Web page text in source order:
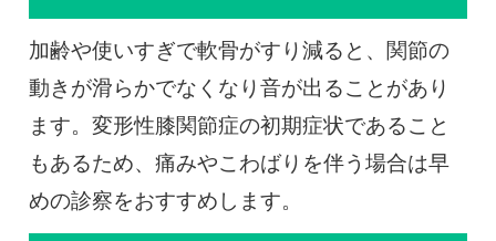
加齢や使いすぎで軟骨がすり減ると、関節の
動きが滑らかでなくなり音が出ることがあり
ます。変形性膝関節症の初期症状であること
もあるため、痛みやこわばりを伴う場合は早
めの診察をおすすめします。